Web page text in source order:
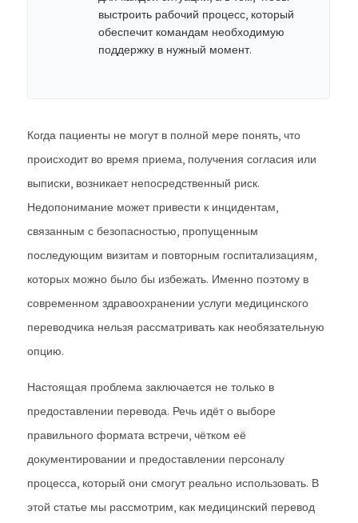
выстроить рабочий процесс, который
обеспечит командам необходимую
поддержку в нужный момент.
Когда пациенты не могут в полной мере понять, что
происходит во время приема, получения согласия или
выписки, возникает непосредственный риск.
Недопонимание может привести к инцидентам,
связанным с безопасностью, пропущенным
последующим визитам и повторным госпитализациям,
которых можно было бы избежать. Именно поэтому в
современном здравоохранении услуги медицинского
переводчика нельзя рассматривать как необязательную
опцию.
Настоящая проблема заключается не только в
предоставлении перевода. Речь идёт о выборе
правильного формата встречи, чётком её
документировании и предоставлении персоналу
процесса, который они смогут реально использовать. В
этой статье мы рассмотрим, как медицинский перевод